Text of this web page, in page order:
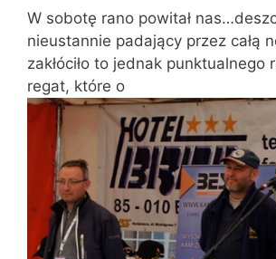
W sobotę rano powitał
nieustannie padający przez całą
zakłóciło to jednak punktualnego
regat, które o